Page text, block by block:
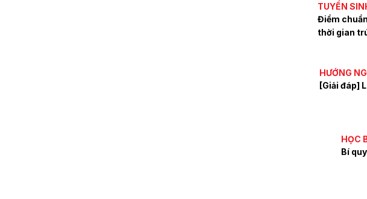
TUYỂN
Điểm
thời gian
HỌC
Bí